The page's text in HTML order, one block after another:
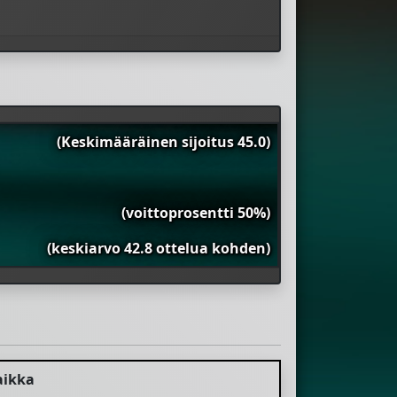
(Keskimääräinen sijoitus 45.0)
(voittoprosentti 50%)
(keskiarvo 42.8 ottelua kohden)